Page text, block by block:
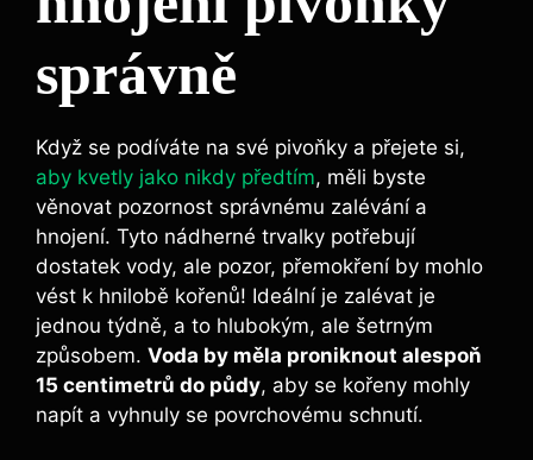
‌správně
Když​ se podíváte na své pivoňky a přejete si,‌
aby kvetly jako nikdy předtím, ⁢měli byste
věnovat pozornost‌ správnému zalévání ​a
‌hnojení. Tyto nádherné trvalky potřebují
dostatek vody, ale ‍pozor, přemokření by mohlo
vést k hnilobě kořenů! Ideální je zalévat je
jednou týdně, a to ⁣hlubokým, ale šetrným
způsobem.‌ Voda by měla proniknout alespoň⁢
15 centimetrů do půdy, aby se kořeny mohly
napít⁢ a⁣ vyhnuly ​se povrchovému schnutí.